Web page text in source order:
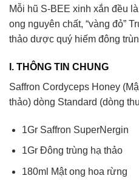
Mỗi hũ S-BEE xinh xắn đều
ong nguyên chất, “vàng đỏ”
thảo dược quý hiếm đông
I. THÔNG TIN CHUNG
Saffron Cordyceps Honey
thảo) dòng Standard (dòng
1Gr Saffron SuperNergin
1Gr Đông trùng hạ thảo
180ml Mật ong hoa rừng